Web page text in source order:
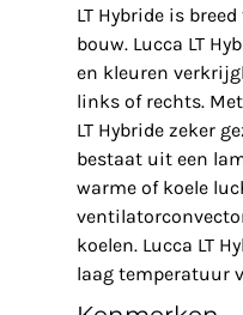
LT Hybride is
bouw. Lucca LT
en kleuren
links of rechts.
LT Hybride zeker
bestaat uit een
warme of koele
koelen. Lucca LT
laag temperatuur